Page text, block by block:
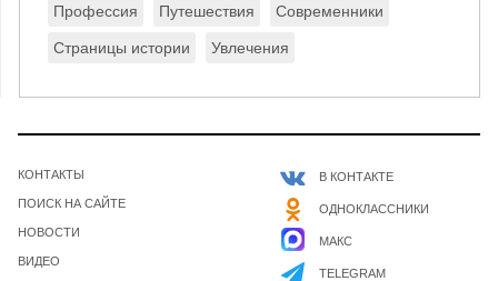
Профессия Путешествия Современники
Страницы истории Увлечения
КОНТАКТЫ
ПОИСК НА САЙТЕ
НОВОСТИ
ВИДЕО
В КОНТАКТЕ
ОДНОКЛАССНИКИ
МАКС
TELEGRAM